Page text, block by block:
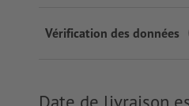
Vérification des données
Date de livraison